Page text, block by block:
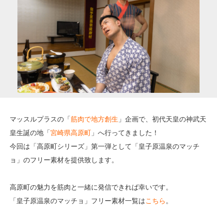
マッスルプラスの「筋肉で地方創生 」企画で、初代天皇の神武天
皇生誕の地「宮崎県高原町 」へ行ってきました！
今回は「高原町シリーズ」第一弾として「皇子原温泉のマッチ
ョ」のフリー素材を提供致します。
高原町の魅力を筋肉と一緒に発信できれば幸いです。
「皇子原温泉のマッチョ」フリー素材一覧はこちら 。